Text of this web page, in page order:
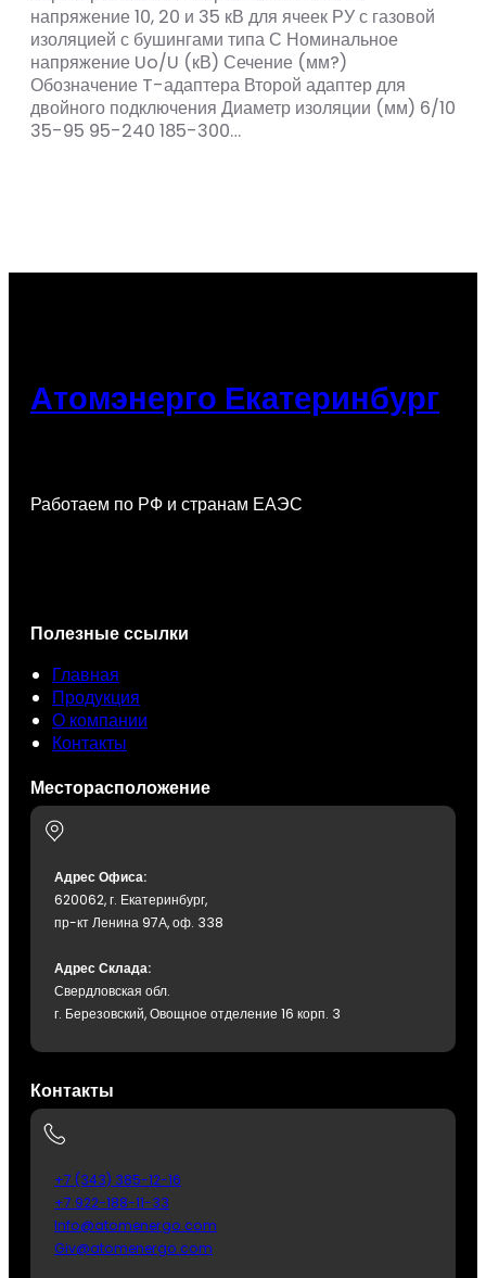
напряжение 10, 20 и 35 кВ для ячеек РУ с газовой
изоляцией с бушингами типа С Номинальное
напряжение Uo/U (кВ) Сечение (мм?)
Обозначение T-адаптера Второй адаптер для
двойного подключения Диаметр изоляции (мм) 6/10
35-95 95-240 185-300…
Атомэнерго Екатеринбург
Работаем по РФ и странам ЕАЭС
Полезные ссылки
Главная
Продукция
О компании
Контакты
Месторасположение
Адрес Офиса:
620062, г. Екатеринбург,
пр-кт Ленина 97А, оф. 338
Адрес Склада:
Свердловская обл.
г. Березовский, Овощное отделение 16 корп. 3
Контакты
+7 (343) 385-12-16
+7 922-188-11-33
Info@atomenergo.com
Giv@atomenergo.com